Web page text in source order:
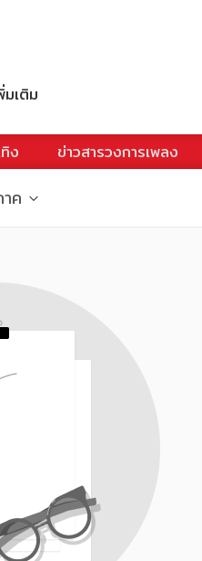
มเติม
ง ข่าวสารวงการเพลง
ค